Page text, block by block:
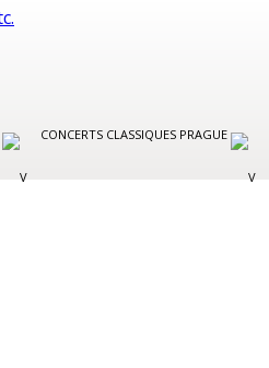
CONCERTS CLASSIQUES PRAGUE